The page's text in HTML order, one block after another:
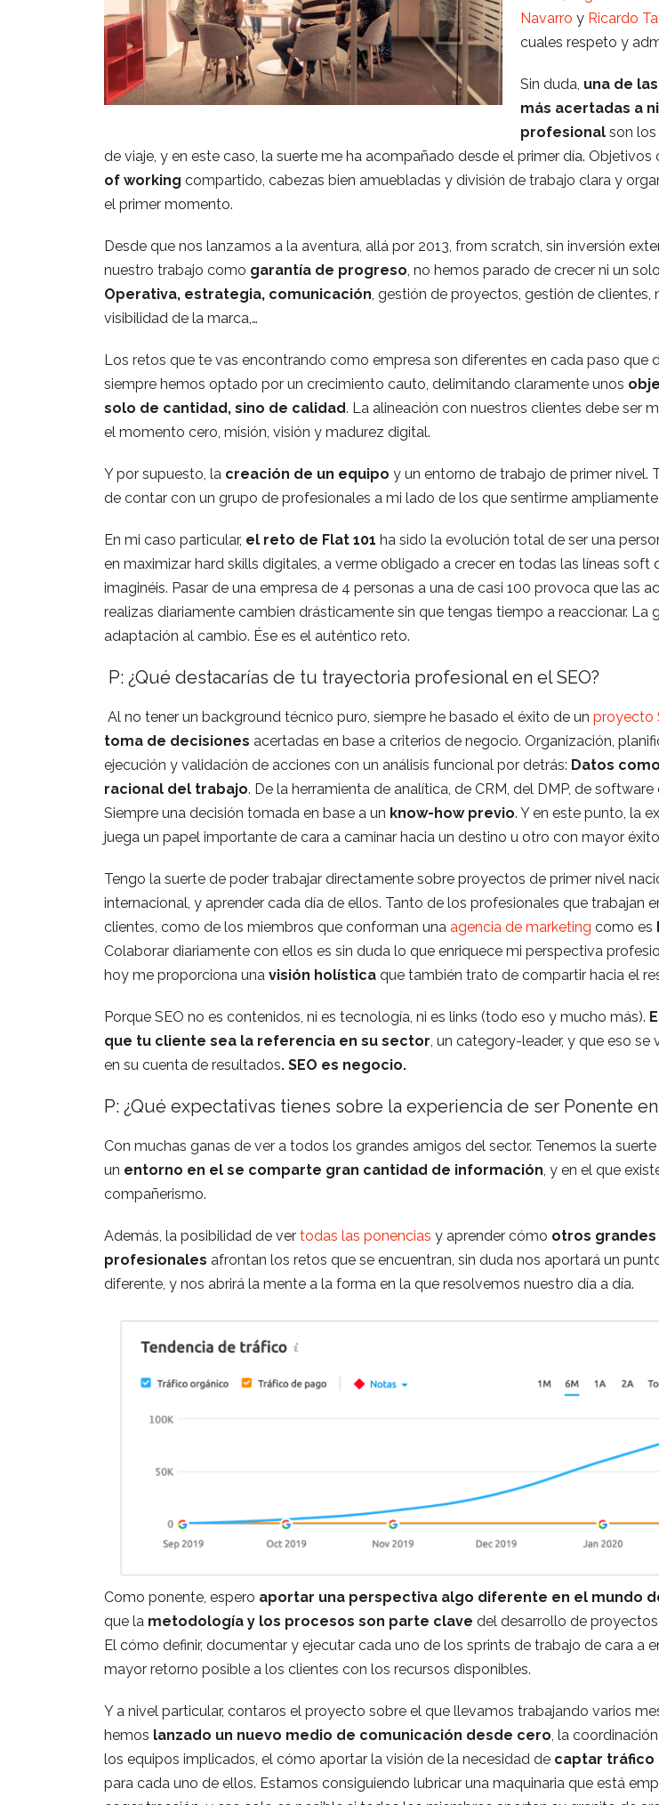
Navarro y Ricardo
cuales respeto y
Sin duda, una de
más acertadas a
profesional son
de viaje, y en este caso, la suerte me ha acompañado desde el primer día. Objetivos
of working compartido, cabezas bien amuebladas y división de trabajo clara y
el primer momento.
Desde que nos lanzamos a la aventura, allá por 2013, from scratch, sin inversión
nuestro trabajo como garantía de progreso, no hemos parado de crecer ni un
Operativa, estrategia, comunicación, gestión de proyectos, gestión de clientes,
visibilidad de la marca,…
Los retos que te vas encontrando como empresa son diferentes en cada paso que
siempre hemos optado por un crecimiento cauto, delimitando claramente unos
solo de cantidad, sino de calidad. La alineación con nuestros clientes debe ser
el momento cero, misión, visión y madurez digital.
Y por supuesto, la creación de un equipo y un entorno de trabajo de primer nivel.
de contar con un grupo de profesionales a mi lado de los que sentirme
En mi caso particular, el reto de Flat 101 ha sido la evolución total de ser una
en maximizar hard skills digitales, a verme obligado a crecer en todas las líneas soft
imaginéis. Pasar de una empresa de 4 personas a una de casi 100 provoca que las
realizas diariamente cambien drásticamente sin que tengas tiempo a reaccionar. La
adaptación al cambio. Ése es el auténtico reto.
P: ¿Qué destacarías de tu trayectoria profesional en el SEO?
Al no tener un background técnico puro, siempre he basado el éxito de un proyecto
toma de decisiones acertadas en base a criterios de negocio. Organización,
ejecución y validación de acciones con un análisis funcional por detrás: Datos
racional del trabajo. De la herramienta de analítica, de CRM, del DMP, de software
Siempre una decisión tomada en base a un know-how previo. Y en este punto, la
juega un papel importante de cara a caminar hacia un destino u otro con mayor
Tengo la suerte de poder trabajar directamente sobre proyectos de primer nivel
internacional, y aprender cada día de ellos. Tanto de los profesionales que trabajan
clientes, como de los miembros que conforman una agencia de marketing como es
Colaborar diariamente con ellos es sin duda lo que enriquece mi perspectiva
hoy me proporciona una visión holística que también trato de compartir hacia el
Porque SEO no es contenidos, ni es tecnología, ni es links (todo eso y mucho más).
que tu cliente sea la referencia en su sector, un category-leader, y que eso se
en su cuenta de resultados. SEO es negocio.
P: ¿Qué expectativas tienes sobre la experiencia de ser Ponente
Con muchas ganas de ver a todos los grandes amigos del sector. Tenemos la
un entorno en el se comparte gran cantidad de información, y en el que
compañerismo.
Además, la posibilidad de ver todas las ponencias y aprender cómo otros grandes
profesionales afrontan los retos que se encuentran, sin duda nos aportará un
diferente, y nos abrirá la mente a la forma en la que resolvemos nuestro día a día.
Como ponente, espero aportar una perspectiva algo diferente en el mundo
que la metodología y los procesos son parte clave del desarrollo de
El cómo definir, documentar y ejecutar cada uno de los sprints de trabajo de cara a
mayor retorno posible a los clientes con los recursos disponibles.
Y a nivel particular, contaros el proyecto sobre el que llevamos trabajando varios
hemos lanzado un nuevo medio de comunicación desde cero, la
los equipos implicados, el cómo aportar la visión de la necesidad de captar tráfico
para cada uno de ellos. Estamos consiguiendo lubricar una maquinaria que está